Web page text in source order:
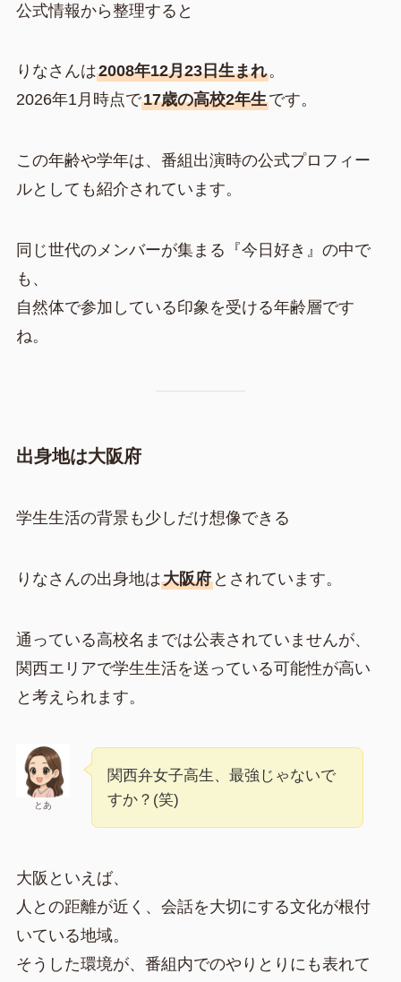
公式情報から整理すると
りなさんは2008年12月23日生まれ。
2026年1月時点で17歳の高校2年生です。
この年齢や学年は、番組出演時の公式プロフィー
ルとしても紹介されています。
同じ世代のメンバーが集まる『今日好き』の中で
も、
自然体で参加している印象を受ける年齢層です
ね。
出身地は大阪府
学生生活の背景も少しだけ想像できる
りなさんの出身地は大阪府とされています。
通っている高校名までは公表されていませんが、
関西エリアで学生生活を送っている可能性が高い
と考えられます。
とあ
関西弁女子高生、最強じゃないで
すか？(笑)
大阪といえば、
人との距離が近く、会話を大切にする文化が根付
いている地域。
そうした環境が、番組内でのやりとりにも表れて